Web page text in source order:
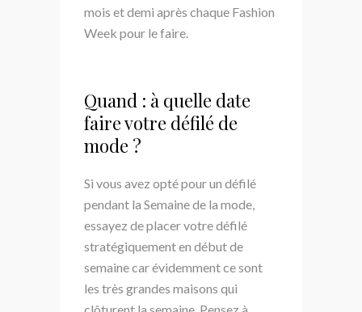
mois et demi après chaque Fashion
Week pour le faire.
Quand : à quelle date
faire votre défilé de
mode ?
Si vous avez opté pour un défilé
pendant la Semaine de la mode,
essayez de placer votre défilé
stratégiquement en début de
semaine car évidemment ce sont
les très grandes maisons qui